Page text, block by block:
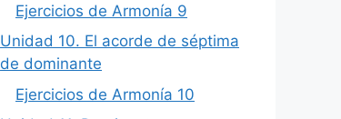
Ejercicios de Armonía 9
Unidad 10. El acorde de séptima
de dominante
Ejercicios de Armonía 10